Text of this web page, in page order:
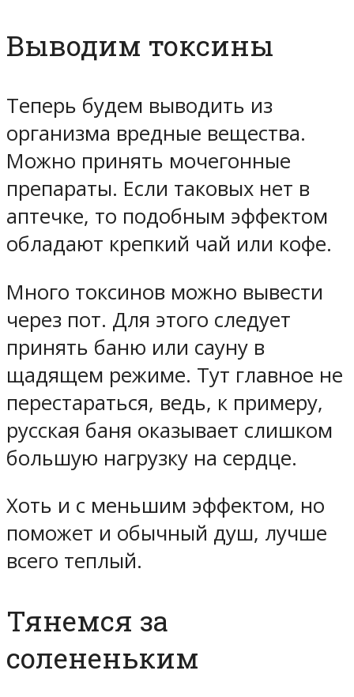
Выводим токсины
Теперь будем выводить из
организма вредные вещества.
Можно принять мочегонные
препараты. Если таковых нет в
аптечке, то подобным эффектом
обладают крепкий чай или кофе.
Много токсинов можно вывести
через пот. Для этого следует
принять баню или сауну в
щадящем режиме. Тут главное не
перестараться, ведь, к примеру,
русская баня оказывает слишком
большую нагрузку на сердце.
Хоть и с меньшим эффектом, но
поможет и обычный душ, лучше
всего теплый.
Тянемся за
солененьким